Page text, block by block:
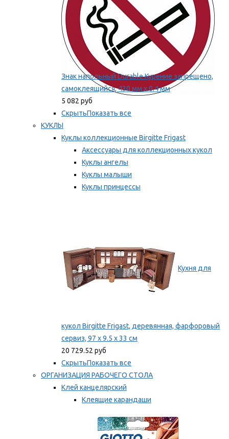
Знак напольный Durable Курение запрещено,
самоклеящийся, 430 мм х 0.4 мм
5 082 руб
СкрытьПоказать все
КУКЛЫ
Куклы коллекционные Birgitte Frigast
Аксессуары для коллекционных кукол
Куклы ангелы
Куклы малыши
Куклы принцессы
Кухня для
кукол Birgitte Frigast, деревянная, фарфоровый
сервиз, 97 x 9.5 x 33 см
20 729.52 руб
СкрытьПоказать все
ОРГАНИЗАЦИЯ РАБОЧЕГО СТОЛА
Клей канцелярский
Клеящие карандаши
Мы рекомендуем